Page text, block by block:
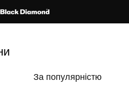
За популярністю